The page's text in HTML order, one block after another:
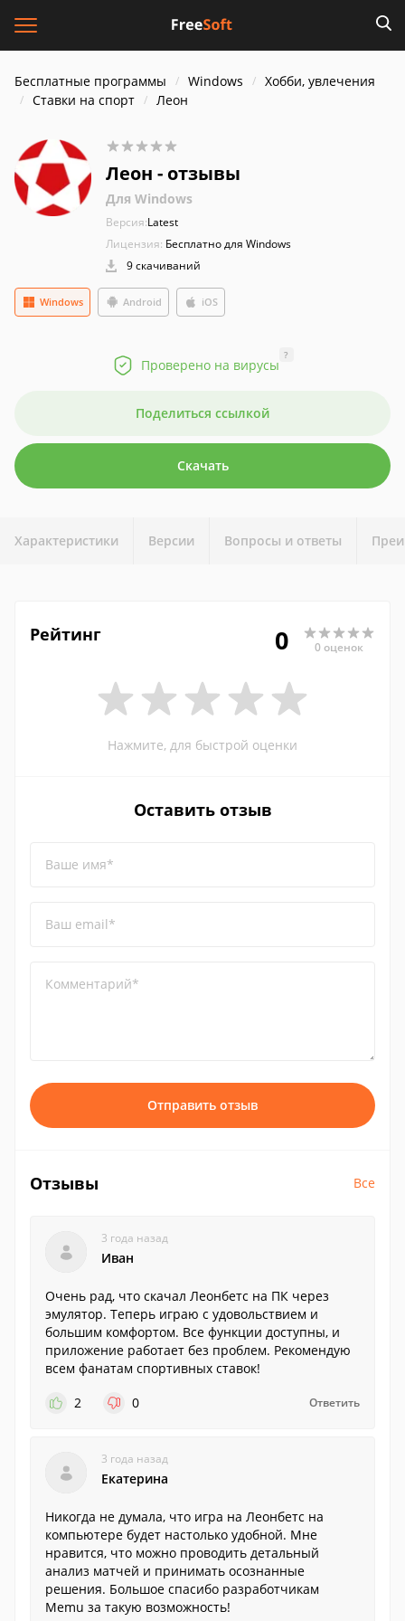
Бесплатные программы Windows
Хобби, увлечения
Ставки на спорт
Леон
Леон - отзывы
Для Windows
Версия:Latest
Лицензия: Бесплатно для Windows
9 скачиваний
Android
Windows iOS
Проверено на вирусы
?
Поделиться ссылкой
Скачать
Характеристики Версии Вопросы и ответы
Рейтинг 0 0 оценок
Нажмите, для быстрой оценки
Оставить отзыв
Ваше имя*
Ваш email*
Комментарий*
Отправить отзыв
Отзывы Все
3 года назад
Иван
Очень рад, что скачал Леонбетс на ПК через
эмулятор. Теперь играю с удовольствием и
большим комфортом. Все функции доступны, и
приложение работает без проблем. Рекомендую
всем фанатам спортивных ставок!
2
0 Ответить
3 года назад
Екатерина
Никогда не думала, что игра на Леонбетс на
компьютере будет настолько удобной. Мне
нравится, что можно проводить детальный
анализ матчей и принимать осознанные
решения. Большое спасибо разработчикам
Memu за такую возможность!